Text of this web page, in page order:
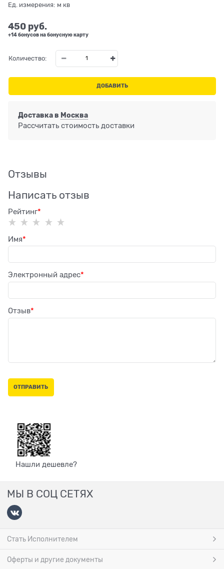
Ед. измерения: м кв
450 руб.
+14 бонусов на бонусную карту
Количество:
ДОБАВИТЬ
Доставка в Москва
Рассчитать стоимость доставки
Отзывы
Написать отзыв
Рейтинг
Имя
Электронный адрес
Отзыв
Нашли дешевле?
МЫ В СОЦ СЕТЯХ
Стать Исполнителем
Оферты и другие документы